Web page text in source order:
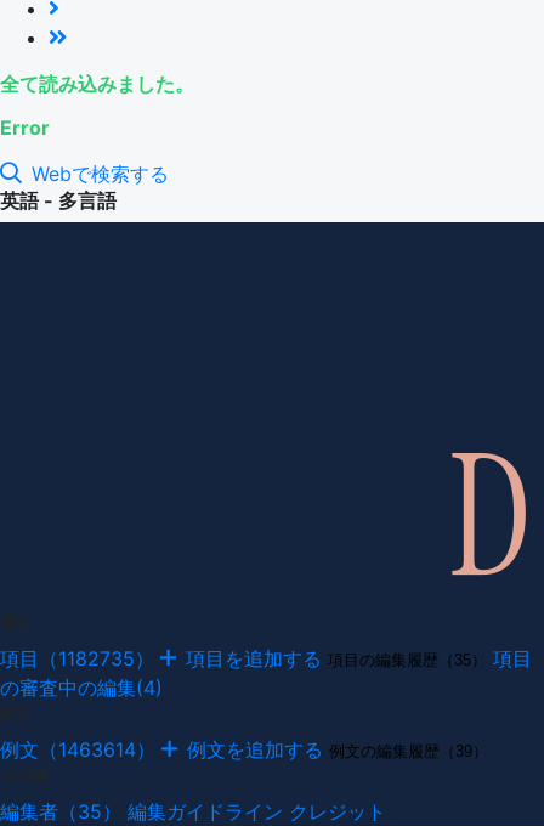
全て読み込みました。
Error
Webで検索する
英語 - 多言語
項目（1182735） 項目を追加する 項目の編集履歴（35）
項目
の審査中の編集(4)
例文（1463614） 例文を追加する 例文の編集履歴（39）
編集者（35） 編集ガイドライン クレジット